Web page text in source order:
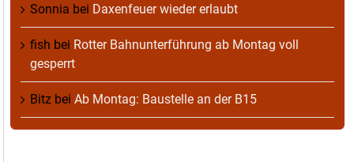
Sonnia bei Daxenfeuer wieder erlaubt
fish bei Rotter Bahnunterführung ab Montag voll
gesperrt
Bitz bei Ab Montag: Baustelle an der B15